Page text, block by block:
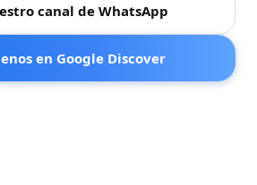
canal de WhatsApp
en Google Discover